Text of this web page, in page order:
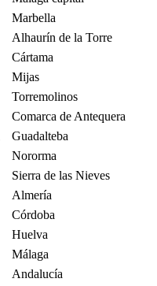
Marbella
Alhaurín de la Torre
Cártama
Mijas
Torremolinos
Comarca de Antequera
Guadalteba
Nororma
Sierra de las Nieves
Almería
Córdoba
Huelva
Málaga
Andalucía